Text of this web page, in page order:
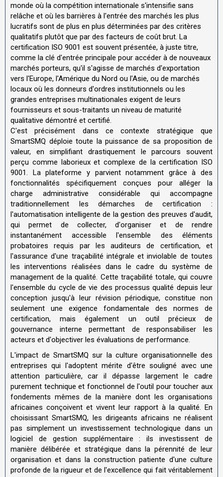
monde où la compétition internationale s'intensifie sans
relâche et où les barrières à l'entrée des marchés les plus
lucratifs sont de plus en plus déterminées par des critères
qualitatifs plutôt que par des facteurs de coût brut. La
certification ISO 9001 est souvent présentée, à juste titre,
comme la clé d'entrée principale pour accéder à de nouveaux
marchés porteurs, qu'il s'agisse de marchés d'exportation
vers l'Europe, l'Amérique du Nord ou l'Asie, ou de marchés
locaux où les donneurs d'ordres institutionnels ou les
grandes entreprises multinationales exigent de leurs
fournisseurs et sous-traitants un niveau de maturité
qualitative démontré et certifié.
C'est précisément dans ce contexte stratégique que
SmartSMQ déploie toute la puissance de sa proposition de
valeur, en simplifiant drastiquement le parcours souvent
perçu comme laborieux et complexe de la certification ISO
9001. La plateforme y parvient notamment grâce à des
fonctionnalités spécifiquement conçues pour alléger la
charge administrative considérable qui accompagne
traditionnellement les démarches de certification :
l'automatisation intelligente de la gestion des preuves d'audit,
qui permet de collecter, d'organiser et de rendre
instantanément accessible l'ensemble des éléments
probatoires requis par les auditeurs de certification, et
l'assurance d'une traçabilité intégrale et inviolable de toutes
les interventions réalisées dans le cadre du système de
management de la qualité. Cette traçabilité totale, qui couvre
l'ensemble du cycle de vie des processus qualité depuis leur
conception jusqu'à leur révision périodique, constitue non
seulement une exigence fondamentale des normes de
certification, mais également un outil précieux de
gouvernance interne permettant de responsabiliser les
acteurs et d'objectiver les évaluations de performance.
L'impact de SmartSMQ sur la culture organisationnelle des
entreprises qui l'adoptent mérite d'être souligné avec une
attention particulière, car il dépasse largement le cadre
purement technique et fonctionnel de l'outil pour toucher aux
fondements mêmes de la manière dont les organisations
africaines conçoivent et vivent leur rapport à la qualité. En
choisissant SmartSMQ, les dirigeants africains ne réalisent
pas simplement un investissement technologique dans un
logiciel de gestion supplémentaire : ils investissent de
manière délibérée et stratégique dans la pérennité de leur
organisation et dans la construction patiente d'une culture
profonde de la rigueur et de l'excellence qui fait véritablement